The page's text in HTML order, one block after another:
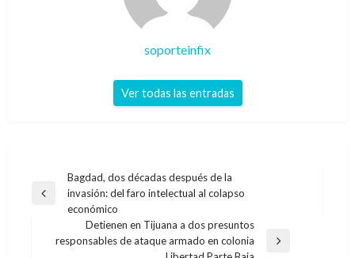
soporteinfix
Ver todas las entradas
Navegación
de
entradas
Entrada
Bagdad, dos décadas después de la
invasión: del faro intelectual al colapso
económico
Entrada
Detienen en Tijuana a dos presuntos
responsables de ataque armado en colonia